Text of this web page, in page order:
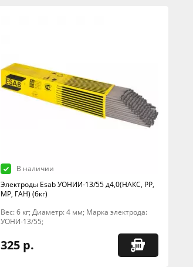
В наличии
Электроды Esab УОНИИ-13/55 д4,0(НАКС, РР,
МР, ГАН) (6кг)
Вес: 6 кг; Диаметр: 4 мм; Марка электрода:
УОНИ-13/55;
325 р.